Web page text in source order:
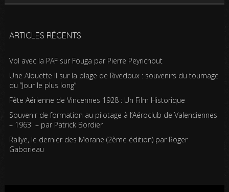
ARTICLES RÉCENTS
Vol avec la PAF sur Fouga par Pierre Peyrichout
Une Alouette II sur la plage de Rivedoux : souvenirs du tournage
du “Jour le plus long”
Fête Aérienne de Vincennes 1928 : Un Film Historique
Souvenir de formation au pilotage à l’Aéroclub de Valenciennes
– 1963 – par Patrick Bordier
Rallye, le dernier des Morane (2ème édition) par Roger
Gaborieau